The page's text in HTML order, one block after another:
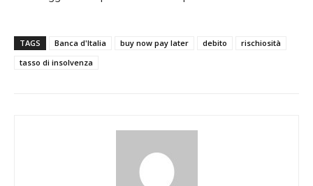
TAGS Banca d'Italia buy now pay later debito
rischiosità
tasso di insolvenza